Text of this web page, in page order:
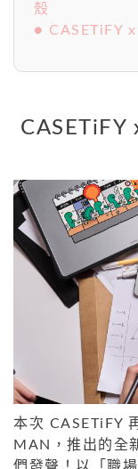
殼
● CASETiFY
CASETiFY
本次 CASETiFY
MAN，推出的全